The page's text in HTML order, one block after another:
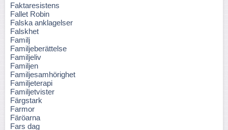
Faktaresistens
Fallet Robin
Falska anklagelser
Falskhet
Familj
Familjeberättelse
Familjeliv
Familjen
Familjesamhörighet
Familjeterapi
Familjetvister
Färgstark
Farmor
Färöarna
Fars dag